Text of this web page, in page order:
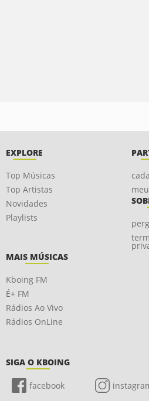
EXPLORE
Top Músicas
Top Artistas
Novidades
Playlists
MAIS MÚSICAS
Kboing FM
É+ FM
Rádios Ao Vivo
Rádios OnLine
SIGA O KBOING
facebook